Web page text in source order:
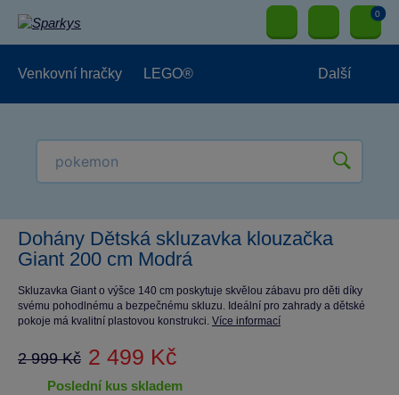
0
Venkovní hračky LEGO® Další
Dohány Dětská skluzavka klouzačka
Giant 200 cm Modrá
Skluzavka Giant o výšce 140 cm poskytuje skvělou zábavu pro děti díky
svému pohodlnému a bezpečnému skluzu. Ideální pro zahrady a dětské
pokoje má kvalitní plastovou konstrukci. Více informací
2 999 Kč 2 499 Kč
poslední kus skladem